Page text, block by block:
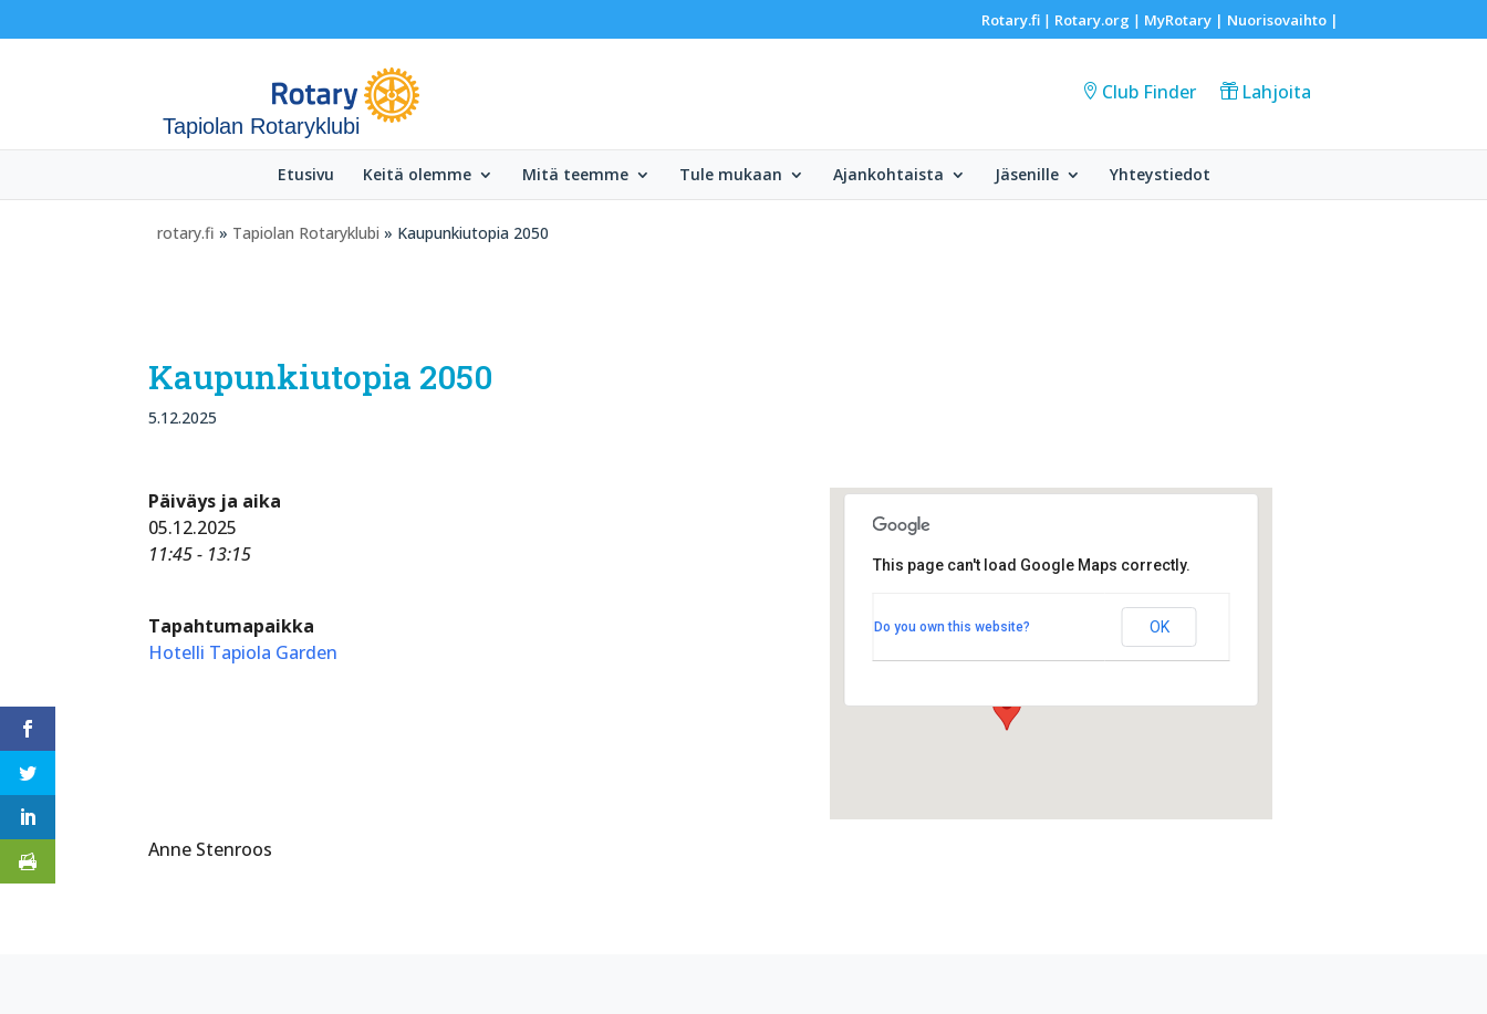
Rotary.fi| Rotary.org | MyRotary | Nuorisovaihto|
Tapiolan Rotaryklubi
Club Finder Lahjoita
Etusivu Keitä olemme Mitä teemme Tule mukaan Ajankohtaista Jäsenille Yhteystiedot
rotary.fi » Tapiolan Rotaryklubi » Kaupunkiutopia 2050
Kaupunkiutopia 2050
5.12.2025
Tapionaukio 3 - Espoo
This page can't load Google Maps correctly.
Do you own this website? OK
Päiväys ja aika
05.12.2025
11:45 - 13:15
Tapahtumapaikka
Hotelli Tapiola Garden
Anne Stenroos